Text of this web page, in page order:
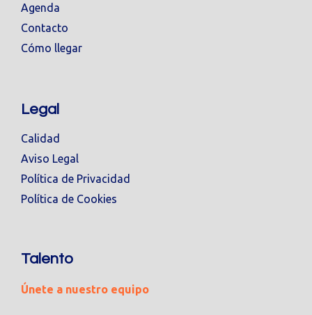
Agenda
Contacto
Cómo llegar
Legal
Calidad
Aviso Legal
Política de Privacidad
Política de Cookies
Talento
Únete a nuestro equipo